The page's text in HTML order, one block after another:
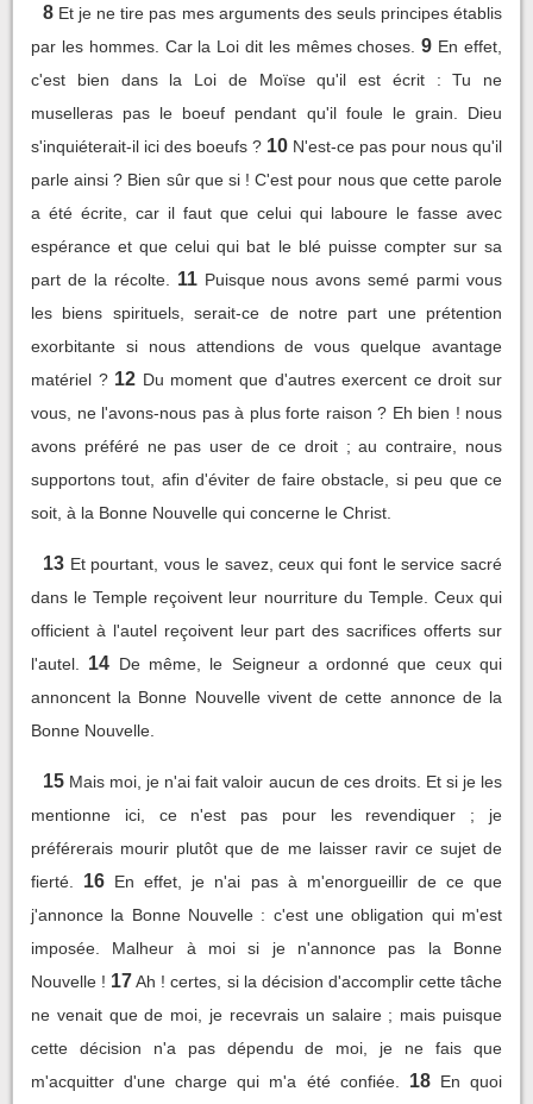
8 Et je ne tire pas mes arguments des seuls principes établis
par les hommes. Car la Loi dit les mêmes choses. 9 En effet,
c'est bien dans la Loi de Moïse qu'il est écrit : Tu ne
muselleras pas le boeuf pendant qu'il foule le grain. Dieu
s'inquiéterait-il ici des boeufs ? 10 N'est-ce pas pour nous qu'il
parle ainsi ? Bien sûr que si ! C'est pour nous que cette parole
a été écrite, car il faut que celui qui laboure le fasse avec
espérance et que celui qui bat le blé puisse compter sur sa
part de la récolte.
11 Puisque nous avons semé parmi vous
les biens spirituels, serait-ce de notre part une prétention
exorbitante si nous attendions de vous quelque avantage
matériel ? 12 Du moment que d'autres exercent ce droit sur
vous, ne l'avons-nous pas à plus forte raison ? Eh bien ! nous
avons préféré ne pas user de ce droit ; au contraire, nous
supportons tout, afin d'éviter de faire obstacle, si peu que ce
soit, à la Bonne Nouvelle qui concerne le Christ.
13 Et pourtant, vous le savez, ceux qui font le service sacré
dans le Temple reçoivent leur nourriture du Temple. Ceux qui
officient à l'autel reçoivent leur part des sacrifices offerts sur
l'autel.
14 De même, le Seigneur a ordonné que ceux qui
annoncent la Bonne Nouvelle vivent de cette annonce de la
Bonne Nouvelle.
15 Mais moi, je n'ai fait valoir aucun de ces droits. Et si je les
mentionne ici, ce n'est pas pour les revendiquer ; je
préférerais mourir plutôt que de me laisser ravir ce sujet de
fierté.
16 En effet, je n'ai pas à m'enorgueillir de ce que
j'annonce la Bonne Nouvelle : c'est une obligation qui m'est
imposée. Malheur à moi si je n'annonce pas la Bonne
Nouvelle ! 17 Ah ! certes, si la décision d'accomplir cette tâche
ne venait que de moi, je recevrais un salaire ; mais puisque
cette décision n'a pas dépendu de moi, je ne fais que
m'acquitter d'une charge qui m'a été confiée.
18 En quoi